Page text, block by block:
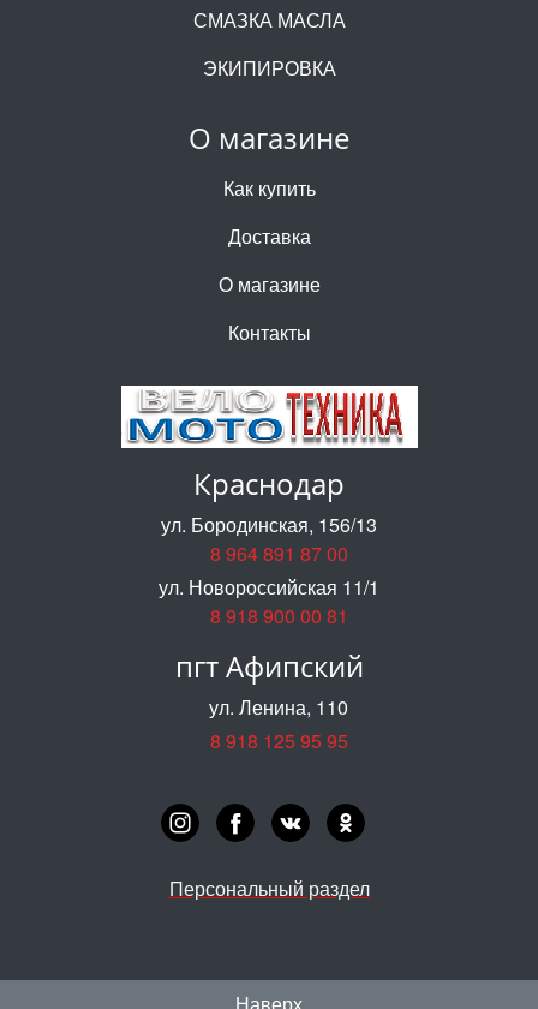
О магазине
Как купить
Доставка
О магазине
Контакты
СМАЗКА МАСЛА
ЭКИПИРОВКА
Краснодар
ул. Бородинская, 156/13
8 964 891 87 00
ул. Новороссийская 11/1
8 918 900 00 81
пгт Афипский
ул. Ленина, 110
8 918 125 95 95
Персональный раздел
Наверх